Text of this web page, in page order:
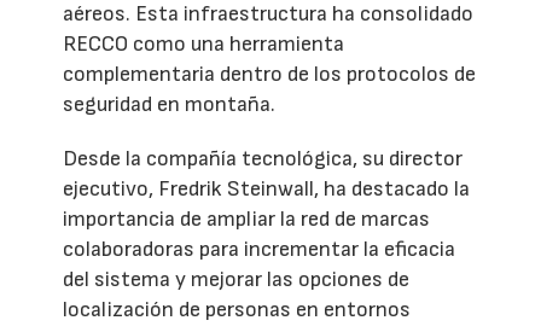
aéreos. Esta infraestructura ha consolidado
RECCO como una herramienta
complementaria dentro de los protocolos de
seguridad en montaña.
Desde la compañía tecnológica, su director
ejecutivo, Fredrik Steinwall, ha destacado la
importancia de ampliar la red de marcas
colaboradoras para incrementar la eficacia
del sistema y mejorar las opciones de
localización de personas en entornos